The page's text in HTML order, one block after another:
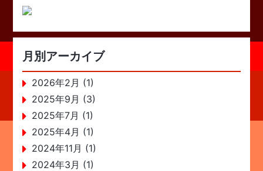
月別アーカイブ
2026年2月 (1)
2025年9月 (3)
2025年7月 (1)
2025年4月 (1)
2024年11月 (1)
2024年3月 (1)